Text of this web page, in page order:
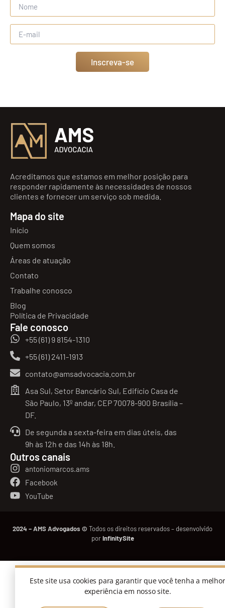
Inscreva-se
Acreditamos que estamos em melhor posição para
responder rapidamente às necessidades de nossos
clientes e fornecer um serviço sob medida.
Mapa do site
Início
Quem somos
Áreas de atuação
Contato
Trabalhe conosco
Blog
Política de Privacidade
Fale conosco
+55 (61) 9 8154-1310
+55 (61) 2411-1913
contato@amsadvocacia.com.br
Asa Sul, Setor Bancário Sul, Edifício Casa de
São Paulo, 13º andar, CEP 70078-900 Brasília –
DF.
De segunda a sexta-feira em dias úteis, das
9h às 12h e das 14h às 18h.
Outros canais
antoniomarcos.ams
Facebook
YouTube
2024 – AMS Advogados © Todos os direitos reservados – desenvolvido
porInfinitySite
Precisa de ajuda?
Este site usa cookies para garantir que você tenha a melhor
experiência em nosso site.